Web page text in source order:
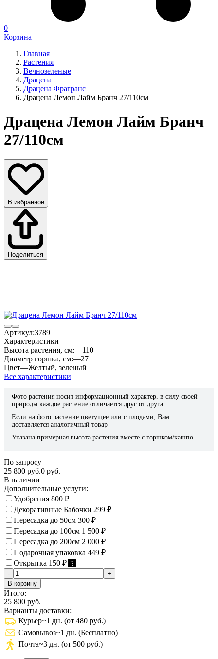
0
Корзина
Главная
Растения
Вечнозеленые
Драцена
Драцена Фрагранс
Драцена Лемон Лайм Бранч 27/110см
Драцена Лемон Лайм Бранч
27/110см
В избранное
Поделиться
Артикул:3789
Характеристики
Высота растения, см:—110
Диаметр горшка, см:—27
Цвет—Желтый, зеленый
Все характеристики
Фото растения носит информационный характер, в силу своей
природы каждое растение отличается друг от друга
Если на фото растение цветущее или с плодами, Вам
доставляется аналогичный товар
Указана примерная высота растения вместе с горшком/кашпо
По запросу
25 800 руб.0 руб.
В наличии
Дополнительные услуги:
Удобрения 800 ₽
Декоративные Бабочки 299 ₽
Пересадка до 50см 300 ₽
Пересадка до 100см 1 500 ₽
Пересадка до 200см 2 000 ₽
Подарочная упаковка 449 ₽
Открытка 150 ₽ ?
-
+
В корзину
Итого:
25 800 руб.
Варианты доставки:
Курьер~1 дн. (от 480 руб.)
Самовывоз~1 дн. (Бесплатно)
Почта~3 дн. (от 500 руб.)